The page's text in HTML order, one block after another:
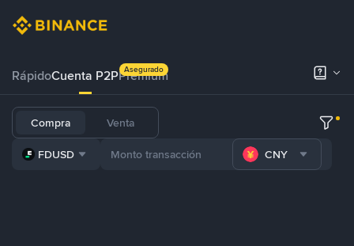
RápidoCuenta P2PPrémium
Asegurado
Compra Venta
FDUSD CNY